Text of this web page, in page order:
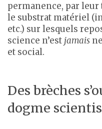
permanence, par
le substrat matériel
etc.) sur lesquels
science n’est jamais
et social.
Des brèches
dogme